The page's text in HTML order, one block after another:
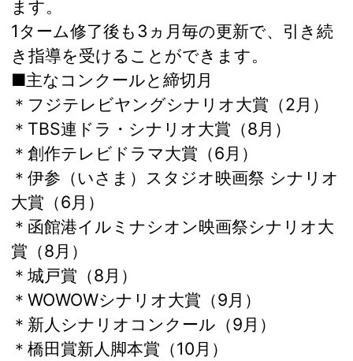
ます。
1ターム修了後も3ヵ月毎の更新で、引き続
き指導を受けることができます。
■主なコンクールと締切月
＊フジテレビヤングシナリオ大賞（2月）
＊TBS連ドラ・シナリオ大賞（8月）
＊創作テレビドラマ大賞（6月）
＊伊参（いさま）スタジオ映画祭 シナリオ
大賞（6月）
＊函館港イルミナシオン映画祭シナリオ大
賞（8月）
＊城戸賞（8月）
＊WOWOWシナリオ大賞（9月）
＊新人シナリオコンクール（9月）
＊橋田賞新人脚本賞（10月）